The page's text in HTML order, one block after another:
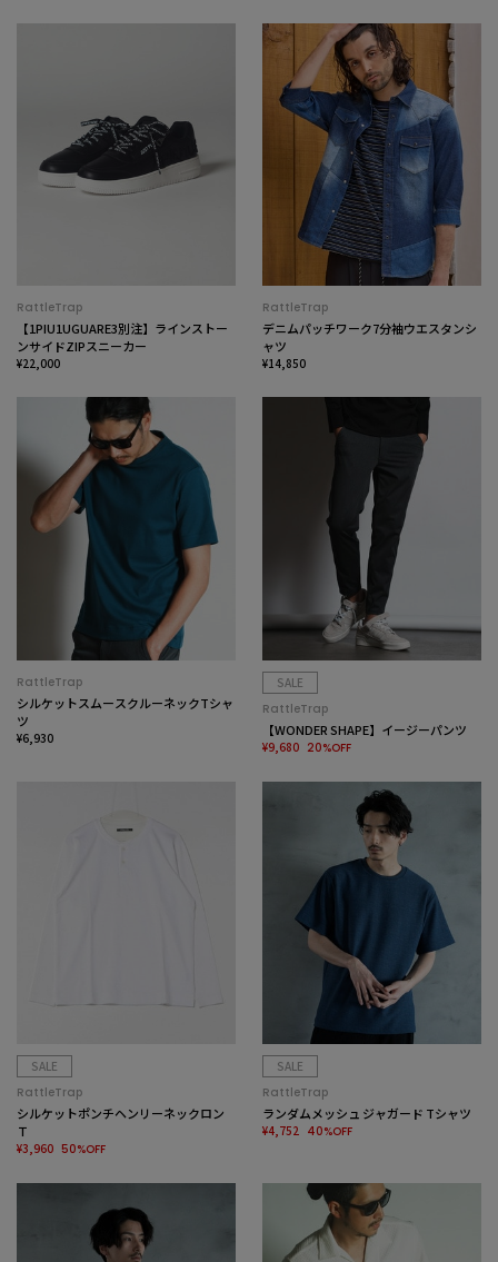
RattleTrap
【1PIU1UGUARE3別注】ラインストー
ンサイドZIPスニーカー
¥22,000
RattleTrap
デニムパッチワーク7分袖ウエスタンシ
ャツ
¥14,850
RattleTrap
シルケットスムースクルーネックTシャ
ツ
¥6,930
SALE
RattleTrap
【WONDER SHAPE】イージーパンツ
¥9,680 20%OFF
SALE
RattleTrap
シルケットポンチヘンリーネックロン
Ｔ
¥3,960 50%OFF
SALE
RattleTrap
ランダムメッシュ ジャガード Tシャツ
¥4,752 40%OFF